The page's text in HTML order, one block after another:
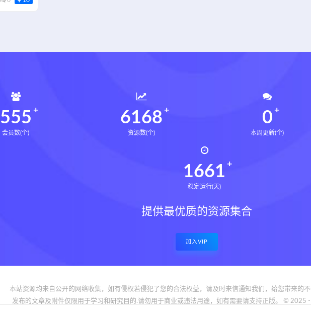
558
会员数(个)
6206
资源数(个)
0
本周更新(个)
1671
稳定运行(天)
提供最优质的资源集合
加入VIP
本站资源均来自公开的网络收集，如有侵权若侵犯了您的合法权益，请及时来信通知我们，给您带来的
发布的文章及附件仅限用于学习和研究目的.请勿用于商业或违法用途，如有需要请支持正版。 © 2025